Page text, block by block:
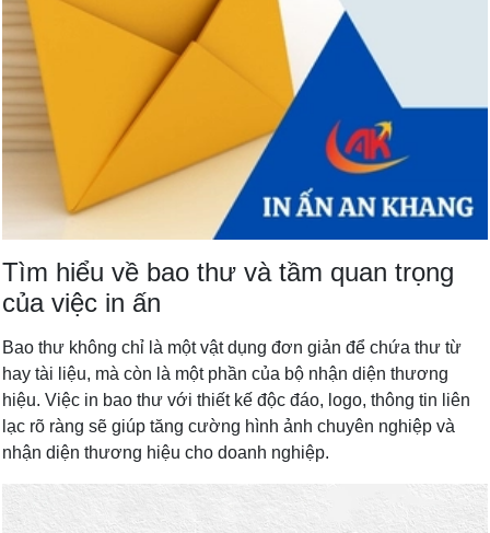
Tìm hiểu về bao thư và tầm quan trọng
của việc in ấn
Bao thư không chỉ là một vật dụng đơn giản để chứa thư từ
hay tài liệu, mà còn là một phần của bộ nhận diện thương
hiệu. Việc in bao thư với thiết kế độc đáo, logo, thông tin liên
lạc rõ ràng sẽ giúp tăng cường hình ảnh chuyên nghiệp và
nhận diện thương hiệu cho doanh nghiệp.